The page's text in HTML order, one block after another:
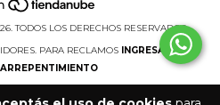
TODOS LOS DERECHOS RESERVADOS.
PARA RECLAMOS
INGRESA AQUÍ.